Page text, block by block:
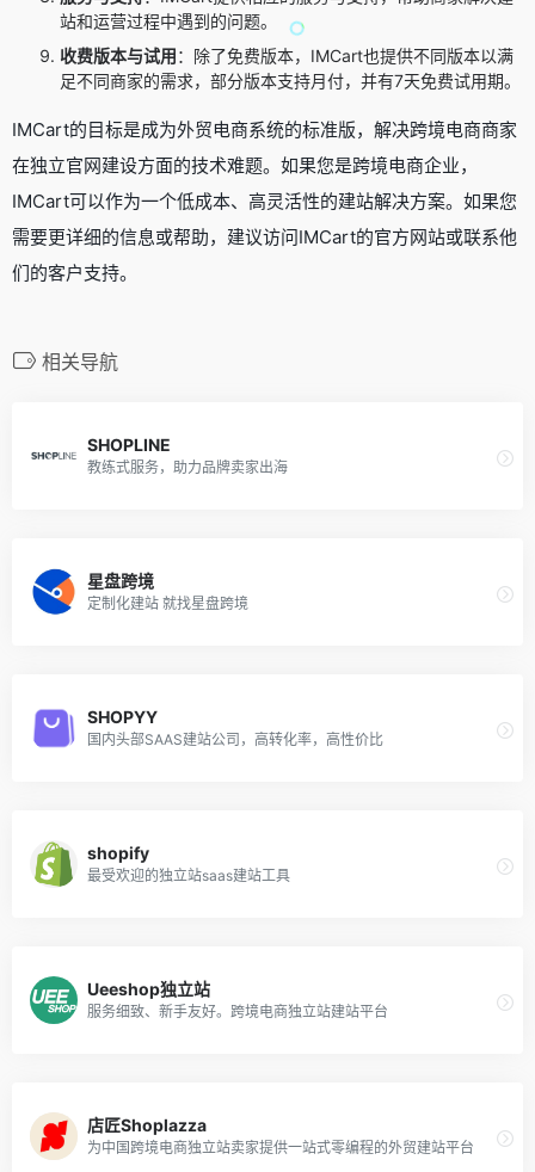
站和运营过程中遇到的问题。
收费版本与试用：除了免费版本，IMCart也提供不同版本以满
足不同商家的需求，部分版本支持月付，并有7天免费试用期。
IMCart的目标是成为外贸电商系统的标准版，解决跨境电商商家
在独立官网建设方面的技术难题。如果您是跨境电商企业，
IMCart可以作为一个低成本、高灵活性的建站解决方案。如果您
需要更详细的信息或帮助，建议访问IMCart的官方网站或联系他
们的客户支持。
相关导航
SHOPLINE
教练式服务，助力品牌卖家出海
星盘跨境
定制化建站 就找星盘跨境
SHOPYY
国内头部SAAS建站公司，高转化率，高性价比
shopify
最受欢迎的独立站saas建站工具
Ueeshop独立站
服务细致、新手友好。跨境电商独立站建站平台
店匠Shoplazza
为中国跨境电商独立站卖家提供一站式零编程的外贸建站平台